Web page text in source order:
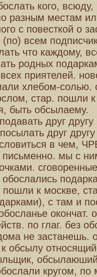
кого, всюду,
разным местам
с повесткой о
(по) всем
что каждому,
родных
приятелей.
хлебом-солью.
стар. пошли
быть обсылаему.
друг другу
друг
в чем,
письменно. мы с
пошли к москве,
с там и
окончат.
по глаг. без
не застанешь.
обсылу
кругом, по